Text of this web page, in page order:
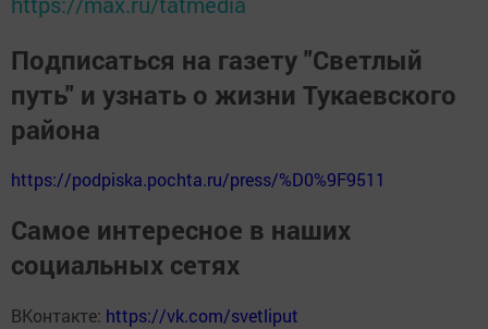
Подписаться на газету "Светлый
путь" и узнать о жизни Тукаевского
района
https://podpiska.pochta.ru/press/%D0%9F9511
Самое интересное в наших
социальных сетях
ВКонтакте: https://vk.com/svetliput